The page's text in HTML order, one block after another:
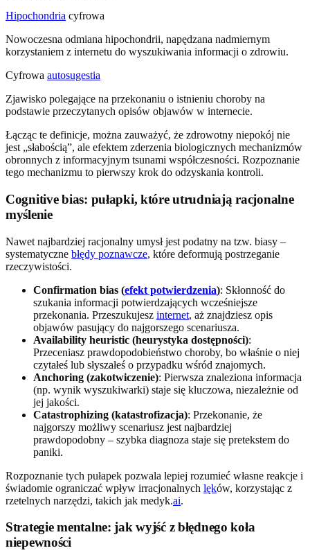
Hipochondria cyfrowa
Nowoczesna odmiana hipochondrii, napędzana nadmiernym
korzystaniem z internetu do wyszukiwania informacji o zdrowiu.
Cyfrowa autosugestia
Zjawisko polegające na przekonaniu o istnieniu choroby na
podstawie przeczytanych opisów objawów w internecie.
Łącząc te definicje, można zauważyć, że zdrowotny niepokój nie
jest „słabością”, ale efektem zderzenia biologicznych mechanizmów
obronnych z informacyjnym tsunami współczesności. Rozpoznanie
tego mechanizmu to pierwszy krok do odzyskania kontroli.
Cognitive bias: pułapki, które utrudniają racjonalne
myślenie
Nawet najbardziej racjonalny umysł jest podatny na tzw. biasy –
systematyczne błędy poznawcze, które deformują postrzeganie
rzeczywistości.
Confirmation bias (efekt potwierdzenia): Skłonność do
szukania informacji potwierdzających wcześniejsze
przekonania. Przeszukujesz internet, aż znajdziesz opis
objawów pasujący do najgorszego scenariusza.
Availability heuristic (heurystyka dostępności):
Przeceniasz prawdopodobieństwo choroby, bo właśnie o niej
czytałeś lub słyszałeś o przypadku wśród znajomych.
Anchoring (zakotwiczenie): Pierwsza znaleziona informacja
(np. wynik wyszukiwarki) staje się kluczowa, niezależnie od
jej jakości.
Catastrophizing (katastrofizacja): Przekonanie, że
najgorszy możliwy scenariusz jest najbardziej
prawdopodobny – szybka diagnoza staje się pretekstem do
paniki.
Rozpoznanie tych pułapek pozwala lepiej rozumieć własne reakcje i
świadomie ograniczać wpływ irracjonalnych lęków, korzystając z
rzetelnych narzędzi, takich jak medyk.ai.
Strategie mentalne: jak wyjść z błędnego koła
niepewności